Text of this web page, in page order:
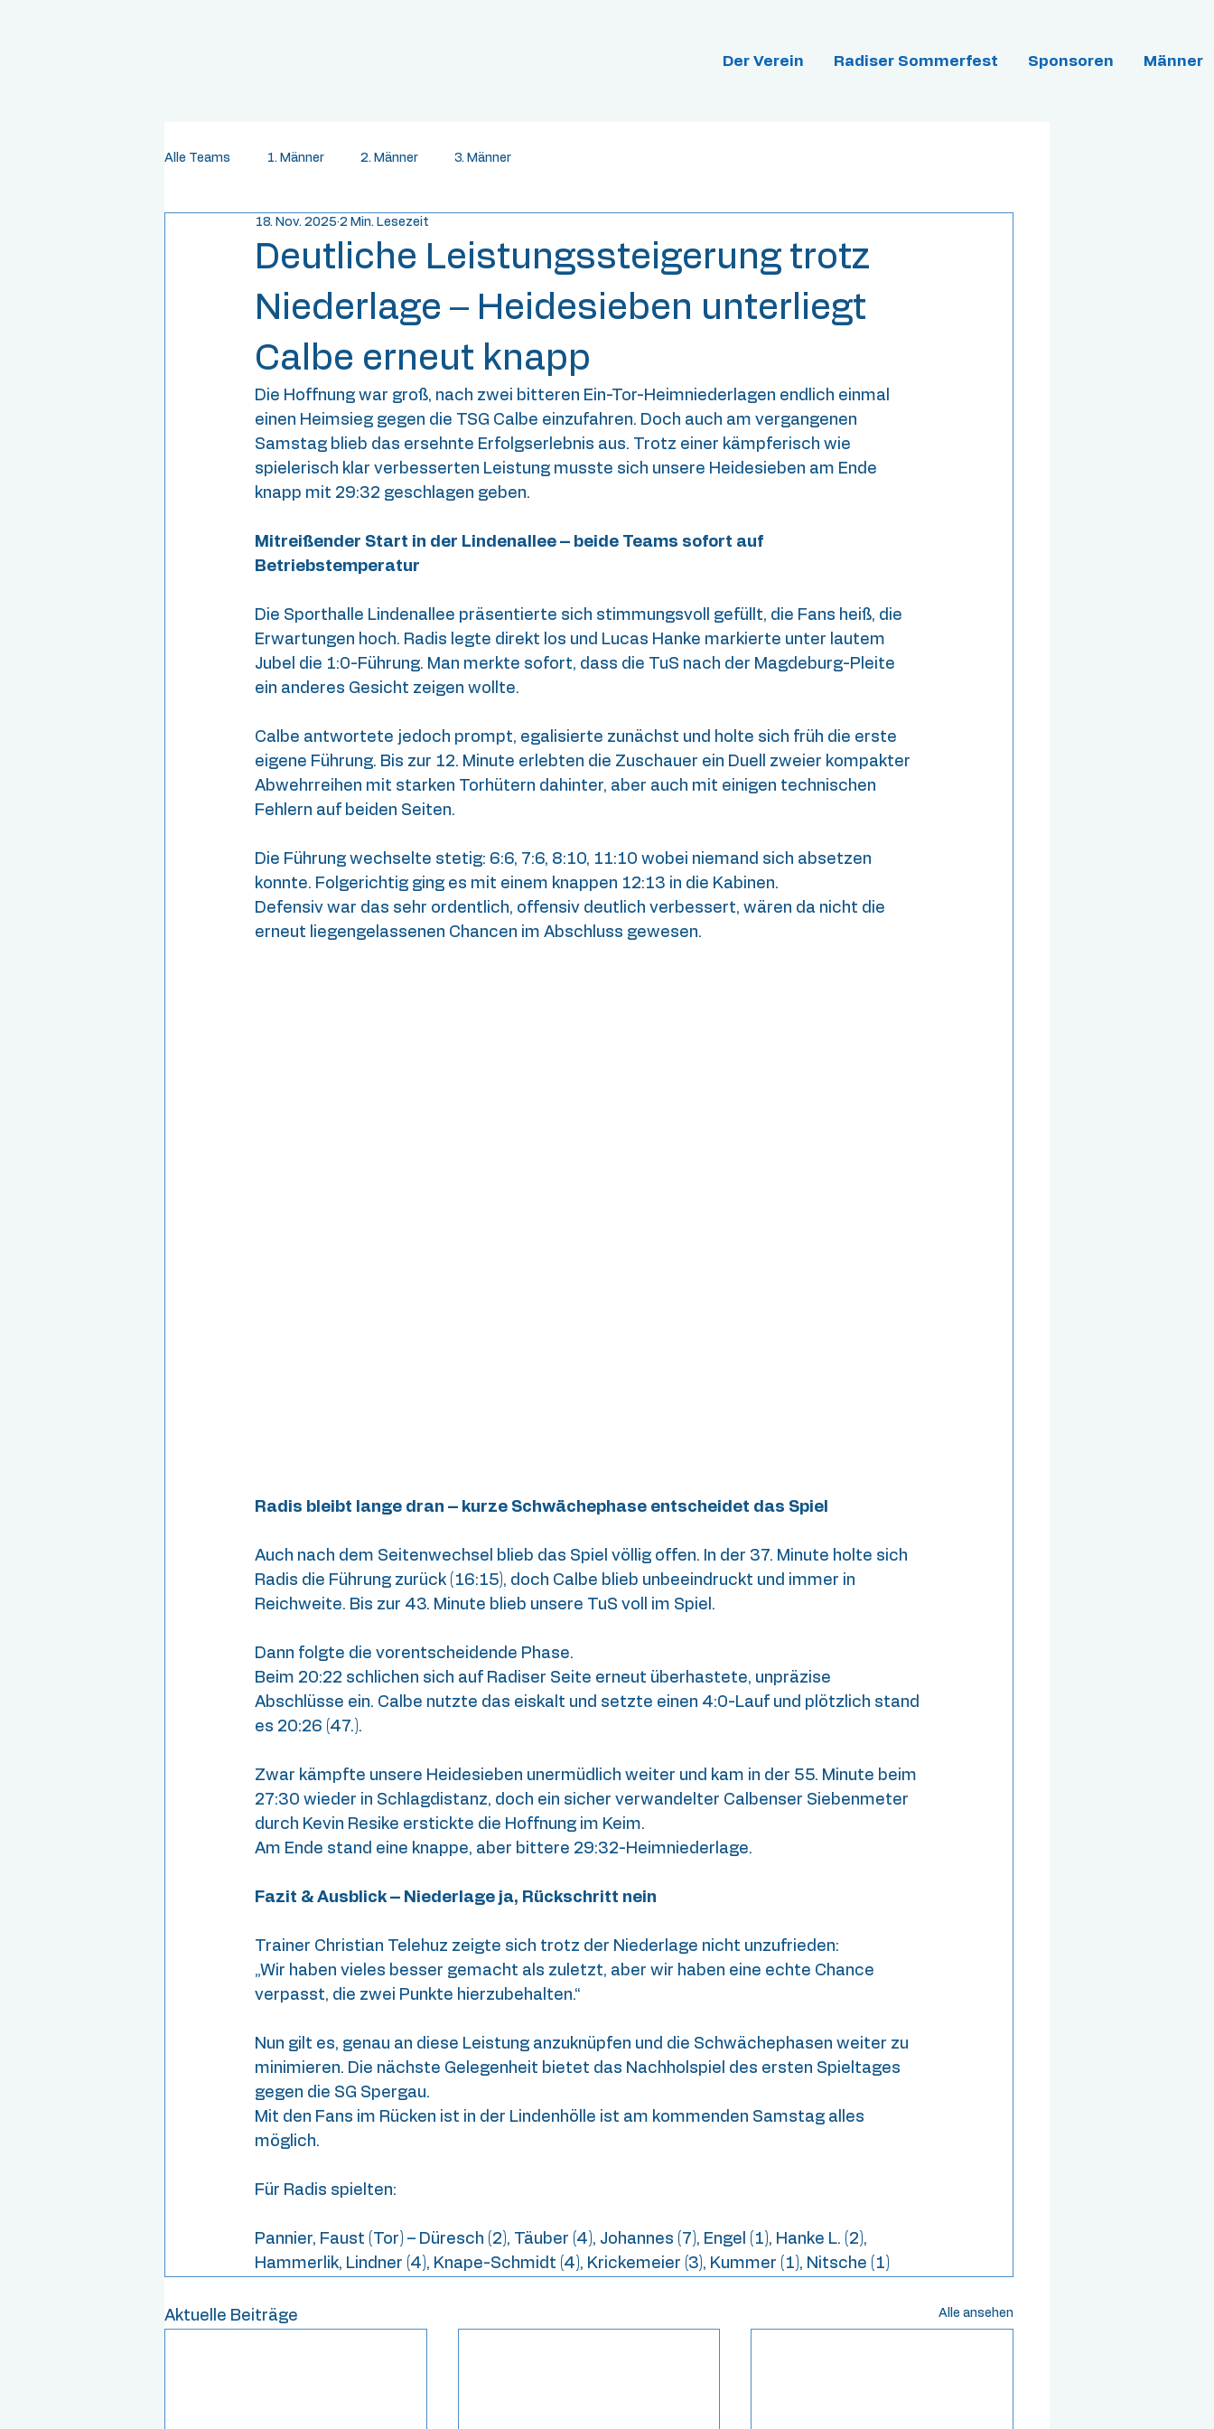
Der Verein Radiser Sommerfest Sponsoren Männer
Alle Teams 1. Männer 2. Männer 3. Männer
Deutliche Leistungssteigerung trotz
Niederlage – Heidesieben unterliegt
Calbe erneut knapp
18. Nov. 2025 2 Min. Lesezeit
Die Hoffnung war groß, nach zwei bitteren Ein-Tor-Heimniederlagen endlich einmal
einen Heimsieg gegen die TSG Calbe einzufahren. Doch auch am vergangenen
Samstag blieb das ersehnte Erfolgserlebnis aus. Trotz einer kämpferisch wie
spielerisch klar verbesserten Leistung musste sich unsere Heidesieben am Ende
knapp mit 29:32 geschlagen geben.
Mitreißender Start in der Lindenallee – beide Teams sofort auf
Betriebstemperatur
Die Sporthalle Lindenallee präsentierte sich stimmungsvoll gefüllt, die Fans heiß, die
Erwartungen hoch. Radis legte direkt los und Lucas Hanke markierte unter lautem
Jubel die 1:0-Führung. Man merkte sofort, dass die TuS nach der Magdeburg-Pleite
ein anderes Gesicht zeigen wollte.
Calbe antwortete jedoch prompt, egalisierte zunächst und holte sich früh die erste
eigene Führung. Bis zur 12. Minute erlebten die Zuschauer ein Duell zweier kompakter
Abwehrreihen mit starken Torhütern dahinter, aber auch mit einigen technischen
Fehlern auf beiden Seiten.
Die Führung wechselte stetig: 6:6, 7:6, 8:10, 11:10 wobei niemand sich absetzen
konnte. Folgerichtig ging es mit einem knappen 12:13 in die Kabinen.
Defensiv war das sehr ordentlich, offensiv deutlich verbessert, wären da nicht die
erneut liegengelassenen Chancen im Abschluss gewesen.
Radis bleibt lange dran – kurze Schwächephase entscheidet das Spiel
Auch nach dem Seitenwechsel blieb das Spiel völlig offen. In der 37. Minute holte sich
Radis die Führung zurück (16:15), doch Calbe blieb unbeeindruckt und immer in
Reichweite. Bis zur 43. Minute blieb unsere TuS voll im Spiel.
Dann folgte die vorentscheidende Phase.
Beim 20:22 schlichen sich auf Radiser Seite erneut überhastete, unpräzise
Abschlüsse ein. Calbe nutzte das eiskalt und setzte einen 4:0-Lauf und plötzlich stand
es 20:26 (47.).
Zwar kämpfte unsere Heidesieben unermüdlich weiter und kam in der 55. Minute beim
27:30 wieder in Schlagdistanz, doch ein sicher verwandelter Calbenser Siebenmeter
durch Kevin Resike erstickte die Hoffnung im Keim.
Am Ende stand eine knappe, aber bittere 29:32-Heimniederlage.
Fazit & Ausblick – Niederlage ja, Rückschritt nein
Trainer Christian Telehuz zeigte sich trotz der Niederlage nicht unzufrieden:
„Wir haben vieles besser gemacht als zuletzt, aber wir haben eine echte Chance
verpasst, die zwei Punkte hierzubehalten.“
Nun gilt es, genau an diese Leistung anzuknüpfen und die Schwächephasen weiter zu
minimieren. Die nächste Gelegenheit bietet das Nachholspiel des ersten Spieltages
gegen die SG Spergau.
Mit den Fans im Rücken ist in der Lindenhölle ist am kommenden Samstag alles
möglich.
Für Radis spielten:
Pannier, Faust (Tor) – Düresch (2), Täuber (4), Johannes (7), Engel (1), Hanke L. (2),
Hammerlik, Lindner (4), Knape-Schmidt (4), Krickemeier (3), Kummer (1), Nitsche (1)
Aktuelle Beiträge Alle ansehen